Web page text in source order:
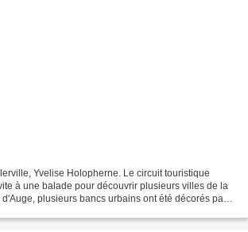
Yvelise Holopherne. Le circuit touristique
à une balade pour découvrir plusieurs villes de la
plusieurs bancs urbains ont été décorés par